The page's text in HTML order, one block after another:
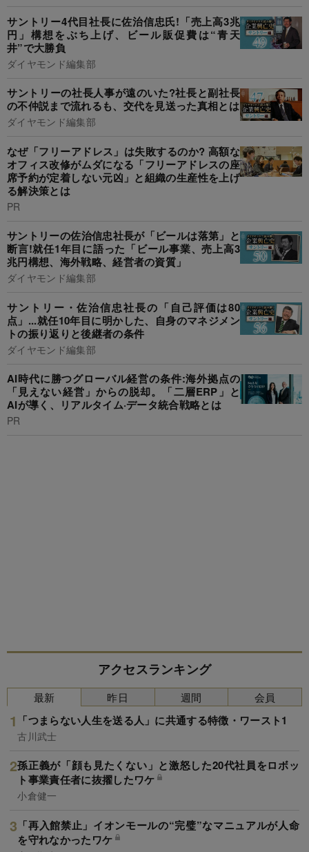
サントリー4代目社長に佐治信忠氏!「売上高3兆
円」構想をぶち上げ、ビール販促費は“青天
井”で大勝負
ダイヤモンド編集部
サントリーの社長人事が遠のいた?社長と副社長
の不仲説まで流れるも、交代を見送った真相とは
ダイヤモンド編集部
なぜ「フリーアドレス」は失敗するのか? 高額な
オフィス改修がムダになる「フリーアドレスの座
席予約が定着しない元凶」と組織の生産性を上げ
る解決策とは
PR
サントリーの佐治信忠社長が「ビールは落第」と
断言!就任1年目に語った「ビール事業、売上高3
兆円構想、海外戦略、経営者の資質」
ダイヤモンド編集部
サントリー・佐治信忠社長の「自己評価は80
点」...就任10年目に明かした、自身のマネジメン
トの振り返りと後継者の条件
ダイヤモンド編集部
AI時代に勝つグローバル経営の条件:海外拠点の
「見えない経営」からの脱却。「二層ERP」と
AIが導く、リアルタイム·データ統合戦略とは
PR
アクセスランキング
最新
「つまらない人生を送る人」に共通する特徴・ワースト1
古川武士
孫正義が「顔も見たくない」と激怒した20代社員をロボッ
ト事業責任者に抜擢したワケ
小倉健一
「再入館禁止」イオンモールの“完璧”なマニュアルが人命
を守れなかったワケ
昨日 週間 会員